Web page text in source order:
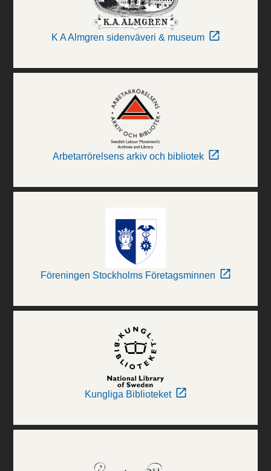
K A Almgren sidenväveri & museum
Arbetarrörelsens arkiv och bibliotek
Föreningen Stockholms Företagsminnen
Kungliga Biblioteket